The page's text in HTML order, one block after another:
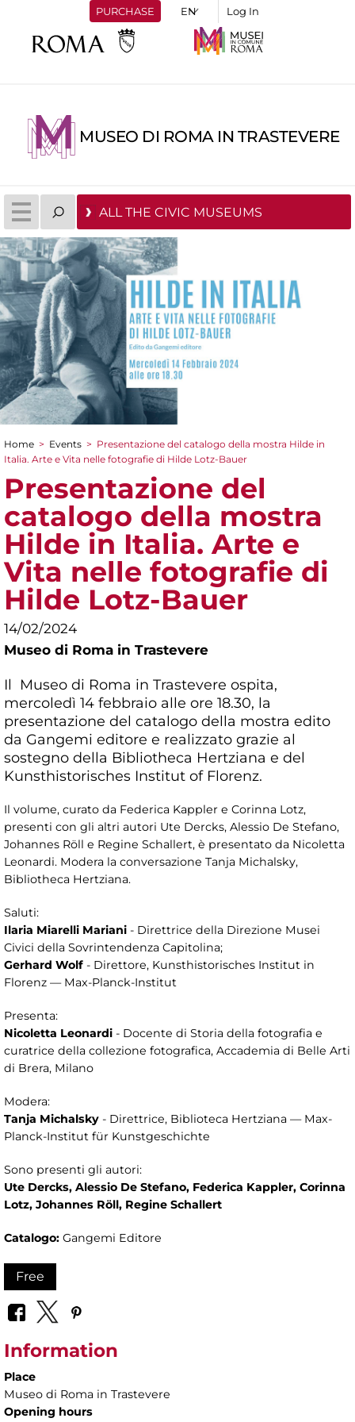
PURCHASE Log In
MUSEO DI ROMA IN TRASTEVERE
ALL THE CIVIC MUSEUMS
You are here
Home > Events > Presentazione del catalogo della mostra Hilde in
Italia. Arte e Vita nelle fotografie di Hilde Lotz-Bauer
Presentazione del
catalogo della mostra
Hilde in Italia. Arte e
Vita nelle fotografie di
Hilde Lotz-Bauer
14/02/2024
Museo di Roma in Trastevere
Il Museo di Roma in Trastevere ospita,
mercoledì 14 febbraio alle ore 18.30, la
presentazione del catalogo della mostra edito
da Gangemi editore e realizzato grazie al
sostegno della Bibliotheca Hertziana e del
Kunsthistorisches Institut of Florenz.
Il volume, curato da Federica Kappler e Corinna Lotz,
presenti con gli altri autori Ute Dercks, Alessio De Stefano,
Johannes Röll e Regine Schallert, è presentato da Nicoletta
Leonardi. Modera la conversazione Tanja Michalsky,
Bibliotheca Hertziana.
Saluti:
Ilaria Miarelli Mariani - Direttrice della Direzione Musei
Civici della Sovrintendenza Capitolina;
Gerhard Wolf - Direttore, Kunsthistorisches Institut in
Florenz — Max-Planck-Institut
Presenta:
Nicoletta Leonardi - Docente di Storia della fotografia e
curatrice della collezione fotografica, Accademia di Belle Arti
di Brera, Milano
Modera:
Tanja Michalsky - Direttrice, Biblioteca Hertziana — Max-
Planck-Institut für Kunstgeschichte
Sono presenti gli autori:
Ute Dercks, Alessio De Stefano, Federica Kappler, Corinna
Lotz, Johannes Röll, Regine Schallert
Catalogo: Gangemi Editore
Free
Information
Place
Museo di Roma in Trastevere
Opening hours